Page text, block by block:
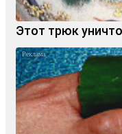
Этот трюк